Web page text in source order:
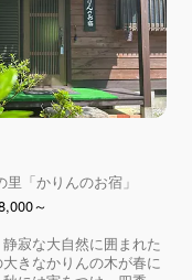
「かりんのお宿」
～
寂な大自然に囲まれた
きなかりんの木が春に